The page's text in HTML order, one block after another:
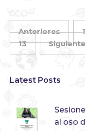
Anteriores 1
13
Latest Posts
al oso